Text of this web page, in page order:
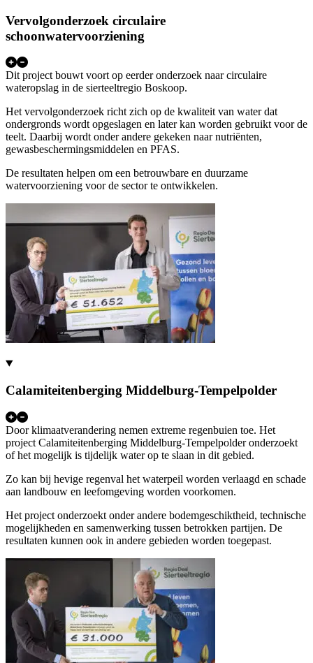
Vervolgonderzoek circulaire
schoonwatervoorziening
Dit project bouwt voort op eerder onderzoek naar circulaire
wateropslag in de sierteeltregio Boskoop.
Het vervolgonderzoek richt zich op de kwaliteit van water dat
ondergronds wordt opgeslagen en later kan worden gebruikt voor de
teelt. Daarbij wordt onder andere gekeken naar nutriënten,
gewasbeschermingsmiddelen en PFAS.
De resultaten helpen om een betrouwbare en duurzame
watervoorziening voor de sector te ontwikkelen.
Calamiteitenberging Middelburg-Tempelpolder
Door klimaatverandering nemen extreme regenbuien toe. Het
project Calamiteitenberging Middelburg-Tempelpolder onderzoekt
of het mogelijk is tijdelijk water op te slaan in dit gebied.
Zo kan bij hevige regenval het waterpeil worden verlaagd en schade
aan landbouw en leefomgeving worden voorkomen.
Het project onderzoekt onder andere bodemgeschiktheid, technische
mogelijkheden en samenwerking tussen betrokken partijen. De
resultaten kunnen ook in andere gebieden worden toegepast.